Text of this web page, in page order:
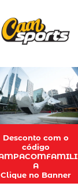
Desconto com o
código
A
Clique no Banner